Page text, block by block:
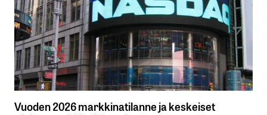
Vuoden 2026 markkinatilanne ja keskeiset